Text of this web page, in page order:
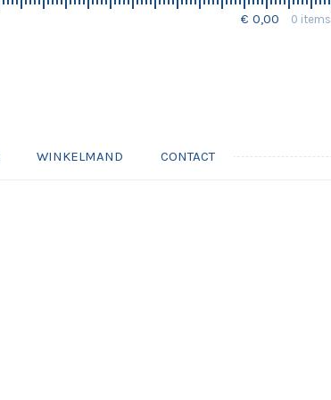
€ 0,00 0 items
WINKELMAND CONTACT